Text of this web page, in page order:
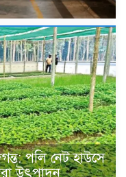
পলি নেট হাউসে
উৎপাদন